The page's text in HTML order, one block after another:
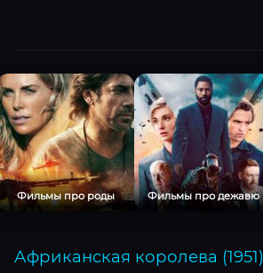
Фильмы про роды Фильмы про дежавю
Африканская королева (1951)